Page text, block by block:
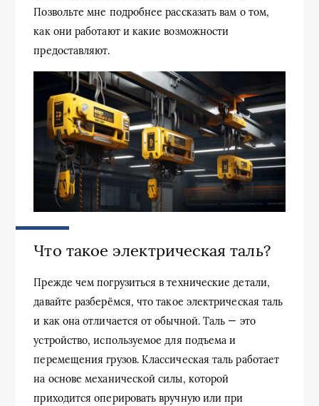
Позвольте мне подробнее рассказать вам о том,
как они работают и какие возможности
предоставляют.
Что такое электрическая таль?
Прежде чем погрузиться в технические детали,
давайте разберёмся, что такое электрическая таль
и как она отличается от обычной. Таль — это
устройство, используемое для подъема и
перемещения грузов. Классическая таль работает
на основе механической силы, которой
приходится оперировать вручную или при